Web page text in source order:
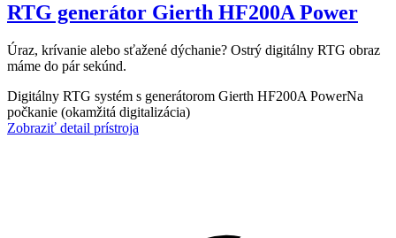
RTG generátor Gierth HF200A Power
Úraz, krívanie alebo sťažené dýchanie? Ostrý digitálny RTG obraz
máme do pár sekúnd.
Digitálny RTG systém s generátorom Gierth HF200A PowerNa
počkanie (okamžitá digitalizácia)
Zobraziť detail prístroja